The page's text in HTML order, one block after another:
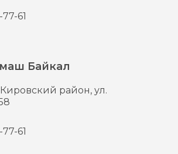
61
Байкал
Кировский район, ул.
61